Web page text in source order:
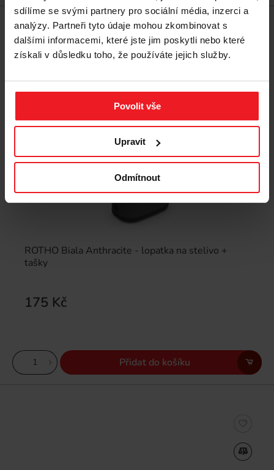
sdílíme se svými partnery pro sociální média, inzerci a
analýzy. Partneři tyto údaje mohou zkombinovat s
dalšími informacemi, které jste jim poskytli nebo které
získali v důsledku toho, že používáte jejich služby.
Povolit vše
Upravit
Odmítnout
ROTHO Biala Anthracite - lopatka na stelivo +
tašky
175 Kč
Přidat do košíku